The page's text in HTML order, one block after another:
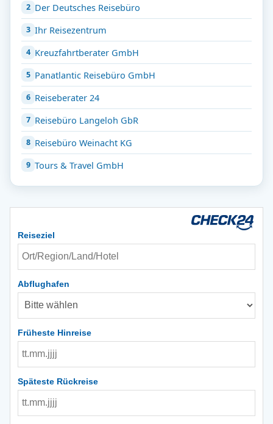
Der Deutsches Reisebüro
Ihr Reisezentrum
Kreuzfahrtberater GmbH
Panatlantic Reisebüro GmbH
Reiseberater 24
Reisebüro Langeloh GbR
Reisebüro Weinacht KG
Tours & Travel GmbH
Reiseziel
Abflughafen
Früheste Hinreise
Späteste Rückreise